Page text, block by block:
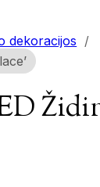
dekoracijos /